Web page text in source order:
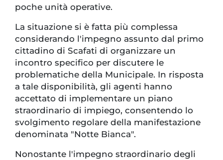
poche unità operative.
La situazione si è fatta più complessa
considerando l'impegno assunto dal primo
cittadino di Scafati di organizzare un
incontro specifico per discutere le
problematiche della Municipale. In risposta
a tale disponibilità, gli agenti hanno
accettato di implementare un piano
straordinario di impiego, consentendo lo
svolgimento regolare della manifestazione
denominata "Notte Bianca".
Nonostante l'impegno straordinario degli